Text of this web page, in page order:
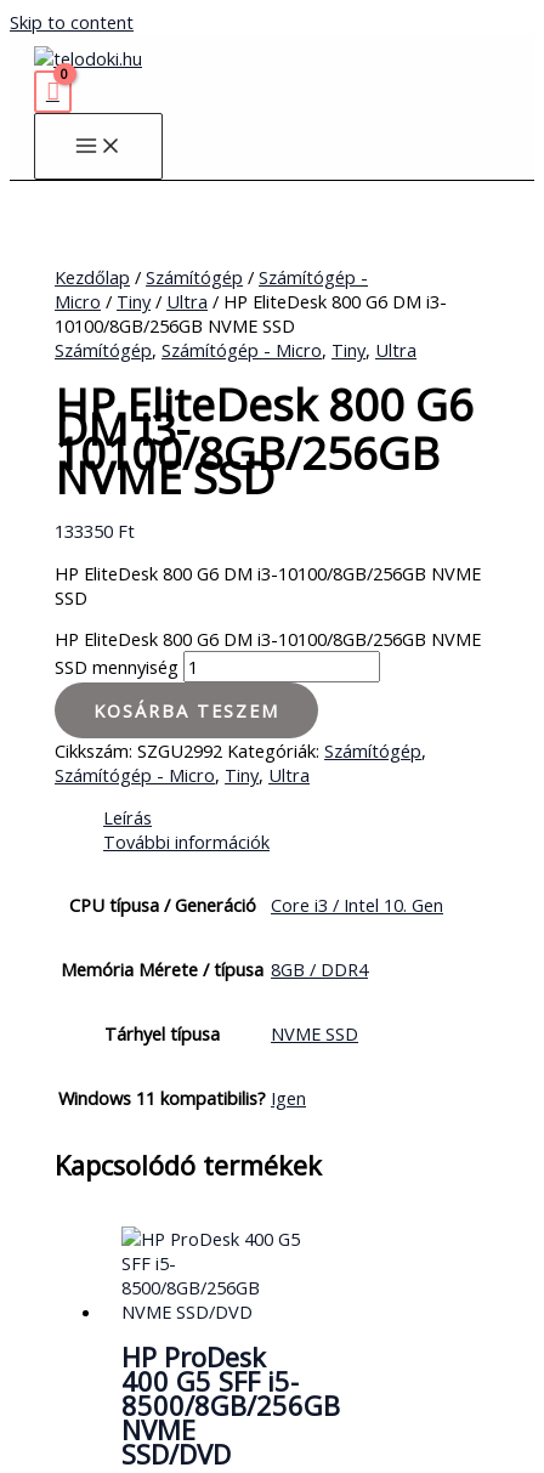
Skip to content
Kezdőlap /Számítógép /Számítógép -
Micro / Tiny/ Ultra / HP EliteDesk 800 G6 DM i3-
10100/8GB/256GB NVME SSD
Számítógép,Számítógép - Micro, Tiny, Ultra
HP EliteDesk 800 G6
DM i3-
10100/8GB/256GB
NVME SSD
133350 Ft
HP EliteDesk 800 G6 DM i3-10100/8GB/256GB NVME
SSD
HP EliteDesk 800 G6 DM i3-10100/8GB/256GB NVME
SSD mennyiség
KOSÁRBA TESZEM
Cikkszám:SZGU2992 Kategóriák:Számítógép,
Számítógép - Micro, Tiny, Ultra
Leírás
További információk
CPU típusa / Generáció Core i3 / Intel 10. Gen
Memória Mérete / típusa 8GB / DDR4
Tárhyel típusa NVME SSD
Windows 11 kompatibilis? Igen
Kapcsolódó termékek
HP ProDesk
400 G5 SFF i5-
8500/8GB/256GB
NVME
SSD/DVD